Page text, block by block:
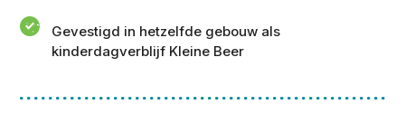
Gevestigd in hetzelfde gebouw als
kinderdagverblijf Kleine Beer